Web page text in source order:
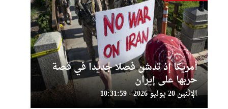
أمريكا إذ تدشن فصلا جديدا في قصة
حربها على إيران
الإثنين 20 يوليو 2026 - 10:31:59